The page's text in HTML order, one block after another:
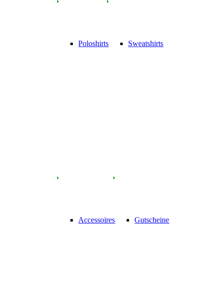
Poloshirts Sweatshirts
Accessoires Gutscheine